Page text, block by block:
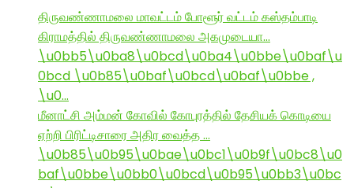
திருவண்ணாமலை மாவட்டம் போளூர் வட்டம் கஸ்தம்பாடி
கிராமத்தில் திருவண்ணாமலை அகமுடையா…
\u0bb5\u0ba8\u0bcd\u0ba4\u0bbe\u0baf\u
0bcd \u0b85\u0baf\u0bcd\u0baf\u0bbe ,
\u0…
மீனாட்சி அம்மன் கோவில் கோபுரத்தில் தேசியக் கொடியை
ஏற்றி பிரிட்டிசாரை அதிர வைத்த …
\u0b85\u0b95\u0bae\u0bc1\u0b9f\u0bc8\u0
baf\u0bbe\u0bb0\u0bcd\u0b95\u0bb3\u0bc